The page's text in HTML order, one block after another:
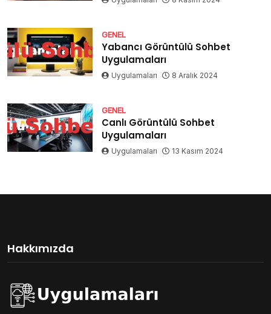
GENEL
Yabancı Görüntülü Sohbet
Uygulamaları
Uygulamaları 8 Aralık 2024
GENEL
Canlı Görüntülü Sohbet
Uygulamaları
Uygulamaları 13 Kasım 2024
Hakkımızda